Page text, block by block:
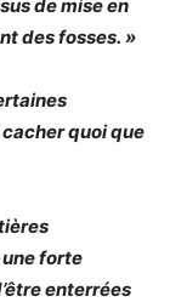
de mise en
des fosses. »
cacher quoi que
forte
enterrées